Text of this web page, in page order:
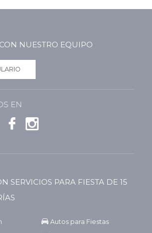
NUESTRO EQUIPO
EN
SERVICIOS PARA FIESTA DE 15
Autos para Fiestas